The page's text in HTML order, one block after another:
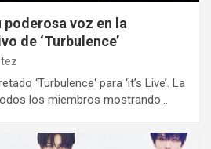
poderosa voz en la
de ‘Turbulence’
‘Turbulence‘ para ‘it’s Live’. La
los miembros mostrando…